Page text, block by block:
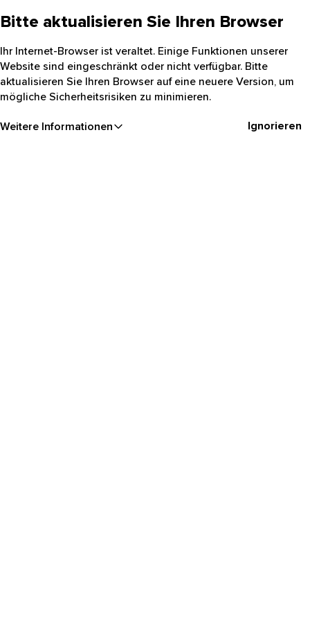
Bitte aktualisieren Sie Ihren Browser
Ihr Internet-Browser ist veraltet. Einige Funktionen unserer
Website sind eingeschränkt oder nicht verfügbar. Bitte
aktualisieren Sie Ihren Browser auf eine neuere Version, um
mögliche Sicherheitsrisiken zu minimieren.
Weitere Informationen Ignorieren